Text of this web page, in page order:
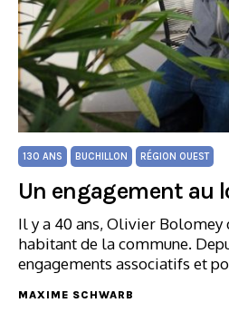
130 ANS BUCHILLON RÉGION OUEST
Un engagement au
Il y a 40 ans, Olivier Bolomey
habitant de la commune.
engagements associatifs et
MAXIME SCHWARB